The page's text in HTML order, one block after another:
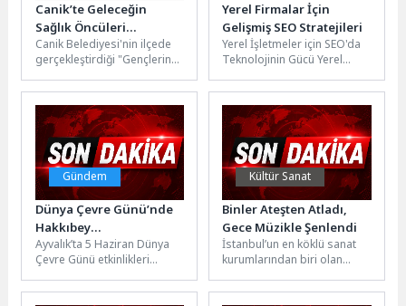
Canik’te Geleceğin
Sağlık Öncüleri
Projeleriyle Hayran
Bıraktı
Canik Belediyesi'nin ilçede
gerçekleştirdiği "Gençlerin
Ufuklar" proje yarışmasında
ödül heyecanı yaşandı. Canik
Belediyesi,...
Yerel Firmalar İçin
Gelişmiş SEO Stratejileri
Yerel İşletmeler için SEO'da
Teknolojinin Gücü Yerel
motoru optimizasyonu),
dijital varlıklarını...
Gündem
Dünya Çevre Günü’nde
Hakkıbey
Yarımadası’nda Kıyı
Temizliği
Ayvalık’ta 5 Haziran Dünya
Çevre Günü etkinlikleri
Yarımadası’nda çevre
Kültür Sanat
Binler Ateşten Atladı,
Gece Müzikle Şenlendi
İstanbul’un en köklü sanat
kurumlarından biri olan
Tiyatroları, yıl boyunca